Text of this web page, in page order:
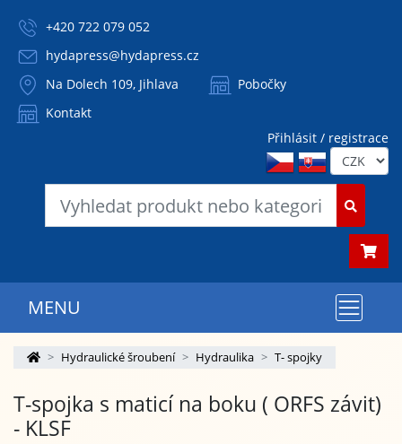
+420 722 079 052
hydapress@hydapress.cz
Na Dolech 109, Jihlava
Pobočky
Kontakt
Přihlásit / registrace
MENU
Hydraulické šroubení Hydraulika T- spojky
T-spojka s maticí na boku ( ORFS závit)
- KLSF